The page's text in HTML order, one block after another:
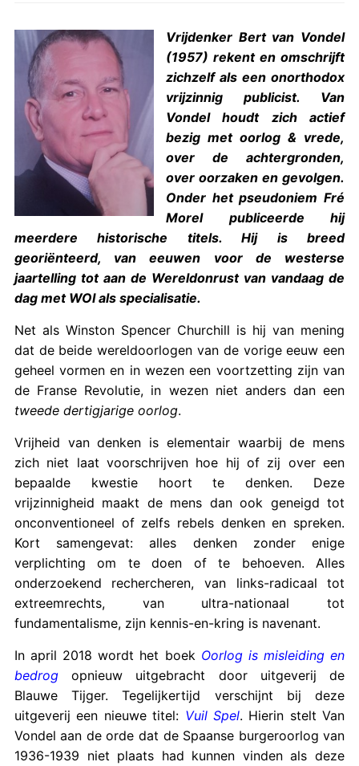
Vrijdenker Bert van Vondel
(1957) rekent en omschrijft
zichzelf als een onorthodox
vrijzinnig publicist. Van
Vondel houdt zich actief
bezig met oorlog & vrede,
over de achtergronden,
over oorzaken en gevolgen.
Onder het pseudoniem Fré
Morel publiceerde hij
meerdere historische titels. Hij is breed
georiënteerd, van eeuwen voor de westerse
jaartelling tot aan de Wereldonrust van vandaag de
dag met WOI als specialisatie.
Net als Winston Spencer Churchill is hij van mening
dat de beide wereldoorlogen van de vorige eeuw een
geheel vormen en in wezen een voortzetting zijn van
de Franse Revolutie, in wezen niet anders dan een
tweede dertigjarige oorlog.
Vrijheid van denken is elementair waarbij de mens
zich niet laat voorschrijven hoe hij of zij over een
bepaalde kwestie hoort te denken. Deze
vrijzinnigheid maakt de mens dan ook geneigd tot
onconventioneel of zelfs rebels denken en spreken.
Kort samengevat: alles denken zonder enige
verplichting om te doen of te behoeven. Alles
onderzoekend rechercheren, van links-radicaal tot
extreemrechts, van ultra-nationaal tot
fundamentalisme, zijn kennis-en-kring is navenant.
In april 2018 wordt het boek Oorlog is misleiding en
bedrogopnieuw uitgebracht door uitgeverij de
Blauwe Tijger. Tegelijkertijd verschijnt bij deze
uitgeverij een nieuwe titel: Vuil Spel. Hierin stelt Van
Vondel aan de orde dat de Spaanse burgeroorlog van
1936-1939 niet plaats had kunnen vinden als deze